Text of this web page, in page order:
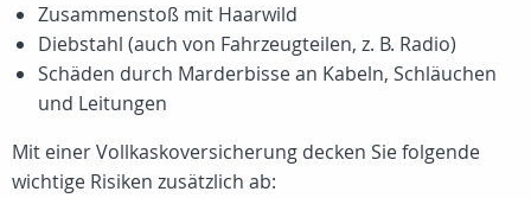
Zusammenstoß mit Haarwild
Diebstahl (auch von Fahrzeugteilen, z. B. Radio)
Schäden durch Marderbisse an Kabeln, Schläuchen
und Leitungen
Mit einer Vollkaskoversicherung decken Sie folgende
wichtige Risiken zusätzlich ab: